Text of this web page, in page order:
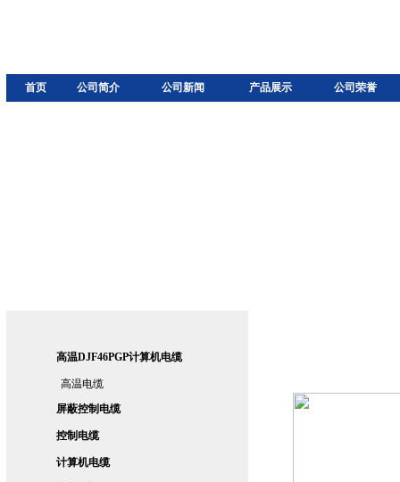
首页 公司简介 公司新闻 产品展示 公司荣誉
高温DJF46PGP计算机电缆
高温电缆
屏蔽控制电缆
控制电缆
计算机电缆